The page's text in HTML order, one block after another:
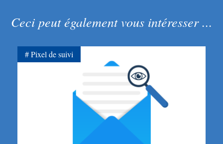
Ceci peut également vous intéresser ...
Pixel de suivi